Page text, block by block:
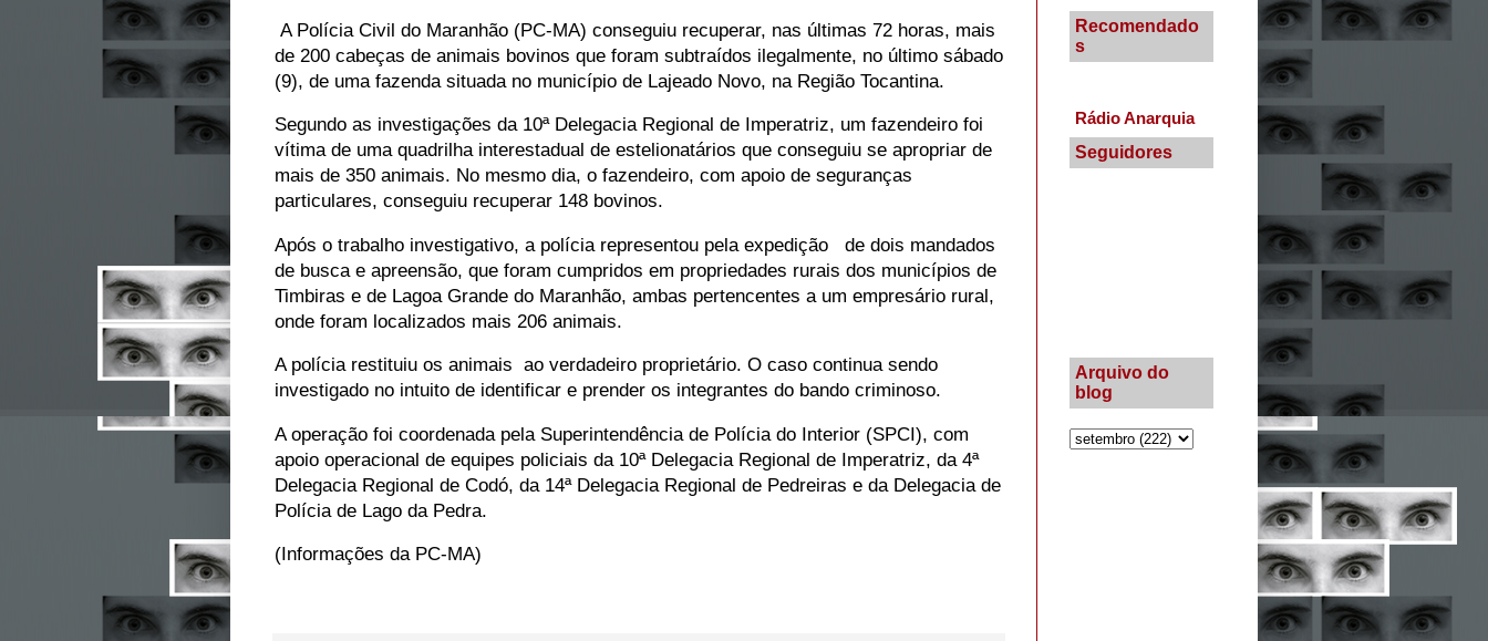
A Polícia Civil do Maranhão (PC-MA) conseguiu recuperar, nas últimas 72 horas, mais
de 200 cabeças de animais bovinos que foram subtraídos ilegalmente, no último sábado
(9), de uma fazenda situada no município de Lajeado Novo, na Região Tocantina.
Segundo as investigações da 10ª Delegacia Regional de Imperatriz, um fazendeiro foi
vítima de uma quadrilha interestadual de estelionatários que conseguiu se apropriar de
mais de 350 animais. No mesmo dia, o fazendeiro, com apoio de seguranças
particulares, conseguiu recuperar 148 bovinos.
Após o trabalho investigativo, a polícia representou pela expedição de dois mandados
de busca e apreensão, que foram cumpridos em propriedades rurais dos municípios de
Timbiras e de Lagoa Grande do Maranhão, ambas pertencentes a um empresário rural,
onde foram localizados mais 206 animais.
A polícia restituiu os animais ao verdadeiro proprietário. O caso continua sendo
investigado no intuito de identificar e prender os integrantes do bando criminoso.
A operação foi coordenada pela Superintendência de Polícia do Interior (SPCI), com
apoio operacional de equipes policiais da 10ª Delegacia Regional de Imperatriz, da 4ª
Delegacia Regional de Codó, da 14ª Delegacia Regional de Pedreiras e da Delegacia de
Polícia de Lago da Pedra.
(Informações da PC-MA)
Recomendado
s
Rádio Anarquia
Seguidores
Arquivo do
blog